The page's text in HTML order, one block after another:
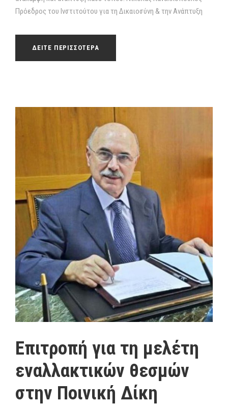
Πρόεδρος του Ινστιτούτου για τη Δικαιοσύνη & την Ανάπτυξη
ΔΕΙΤΕ ΠΕΡΙΣΣΟΤΕΡΑ
Επιτροπή για τη μελέτη
εναλλακτικών θεσμών
στην Ποινική Δίκη